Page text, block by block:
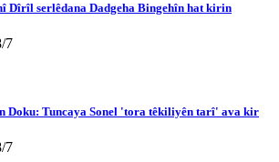
Dîrîl serlêdana Dadgeha Bingehîn hat kirin
7
Doku: Tuncaya Sonel 'tora têkiliyên tarî' ava kir
7